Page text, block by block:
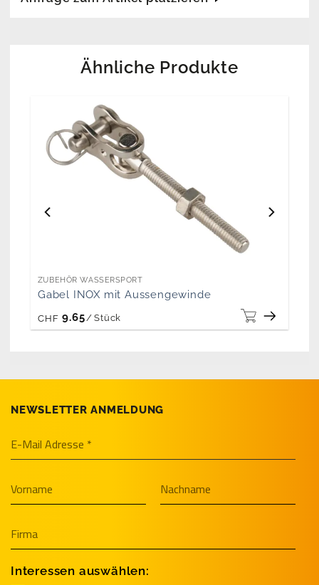
Ähnliche Produkte
ZUBEHÖR WASSERSPORT
Gabel INOX mit Aussengewinde
CHF 9.65/ Stück
NEWSLETTER ANMELDUNG
Interessen auswählen: